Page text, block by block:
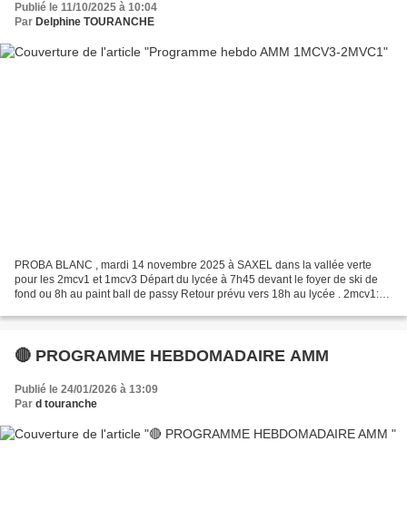
Publié le 11/10/2025 à 10:04
Par Delphine TOURANCHE
PROBA BLANC , mardi 14 novembre 2025 à SAXEL dans la vallée verte
pour les 2mcv1 et 1mcv3 Départ du lycée à 7h45 devant le foyer de ski de
fond ou 8h au paint ball de passy Retour prévu vers 18h au lycée . 2mcv1:
🔴 PROGRAMME HEBDOMADAIRE AMM
Publié le 24/01/2026 à 13:09
Par d touranche